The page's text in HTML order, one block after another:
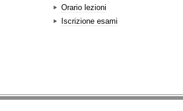
Orario lezioni
Iscrizione esami